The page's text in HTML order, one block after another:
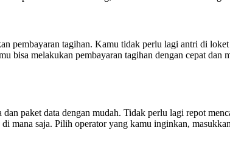
pembayaran tagihan. Kamu tidak perlu lagi antri di
bisa melakukan pembayaran tagihan dengan cepat
paket data dengan mudah. Tidak perlu lagi repot
mana saja. Pilih operator yang kamu inginkan,